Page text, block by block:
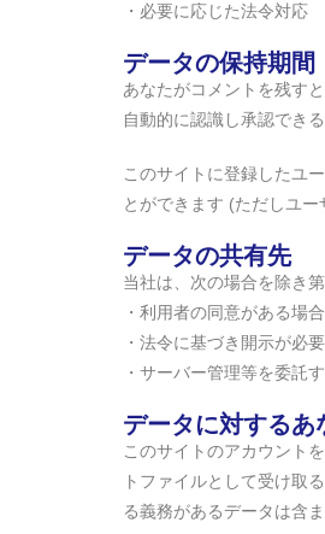
・必要に応じた法令対応
データの保持期間
あなたがコメントを残す
自動的に認識し承認でき
このサイトに登録したユ
とができます (ただしユ
データの共有先
当社は、次の場合を除き
・利用者の同意がある場合
・法令に基づき開示が必
・サーバー管理等を委託
データに対するあ
このサイトのアカウント
トファイルとして受け取
る義務があるデータは含ま